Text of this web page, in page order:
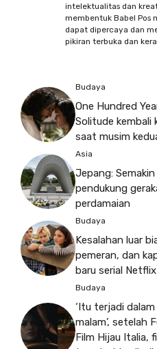
intelektualitas dan
membentuk Babel Pos
dapat dipercaya dan
pikiran terbuka dan
Budaya
One Hundred
Solitude kembali
saat musim
Asia
Jepang:
pendukung
perdamaian
Budaya
Kesalahan luar
pemeran, dan
baru serial
Budaya
‘Itu terjadi
malam’, setelah
Film Hijau Italia,